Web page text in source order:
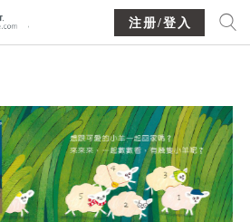
注册/登入